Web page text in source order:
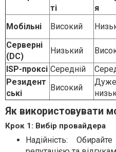
ті
я
Мобільні Високий
Серверні
(DC)
Низький
ISP-проксі Середній
Резидент
ські
Високий
Дуже
Як використовувати
Крок 1: Вибір провайдера
Надійність: